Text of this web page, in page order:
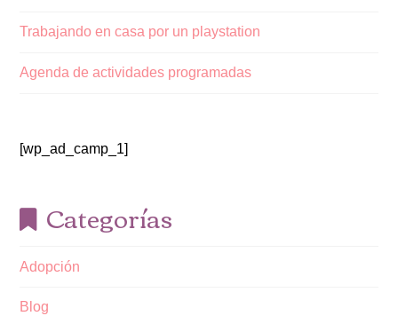
Trabajando en casa por un playstation
Agenda de actividades programadas
[wp_ad_camp_1]
Categorías
Adopción
Blog